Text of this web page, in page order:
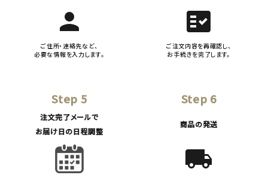
person
ご住所・連絡先など、
必要な情報を入力します。
fact_check
ご注文内容を再確認し、
お手続きを完了します。
Step 5
注文完了メールで
お届け日の日程調整
Step 6
商品の発送
local_shipping